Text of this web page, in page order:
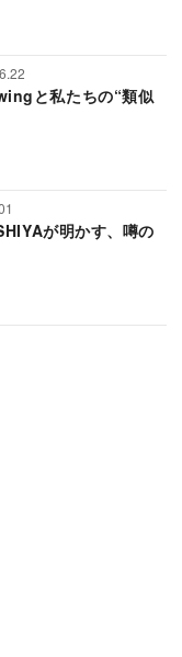
と私たちの“類似
が明かす、噂の